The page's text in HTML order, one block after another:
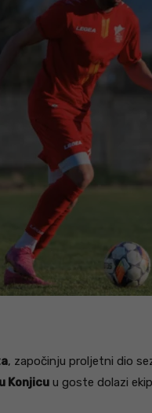
, započinju proljetni dio
Konjicu u goste dolazi